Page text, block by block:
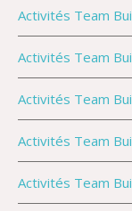
Activités Team
Activités Team
Activités Team
Activités Team
Activités Team